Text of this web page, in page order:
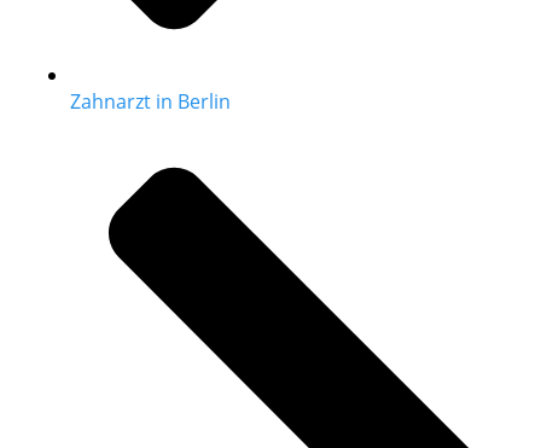
Zahnarzt in Berlin